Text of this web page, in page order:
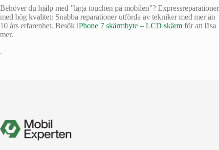
Behöver du hjälp med ”laga touchen på mobilen”? Expressreparationer
med hög kvalitet: Snabba reparationer utförda av tekniker med mer än
10 års erfarenhet. Besök iPhone 7 skärmbyte – LCD skärm för att läsa
mer.
•